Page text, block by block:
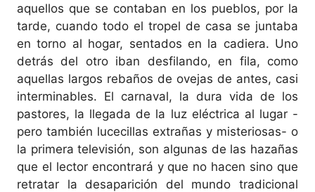
aquellos que se contaban en los pueblos, por la
tarde, cuando todo el tropel de casa se juntaba
en torno al hogar, sentados en la cadiera. Uno
detrás del otro iban desfilando, en fila, como
aquellas largos rebaños de ovejas de antes, casi
interminables. El carnaval, la dura vida de los
pastores, la llegada de la luz eléctrica al lugar -
pero también lucecillas extrañas y misteriosas- o
la primera televisión, son algunas de las hazañas
que el lector encontrará y que no hacen sino que
retratar la desaparición del mundo tradicional